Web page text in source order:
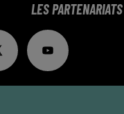
LES PARTENARIATS